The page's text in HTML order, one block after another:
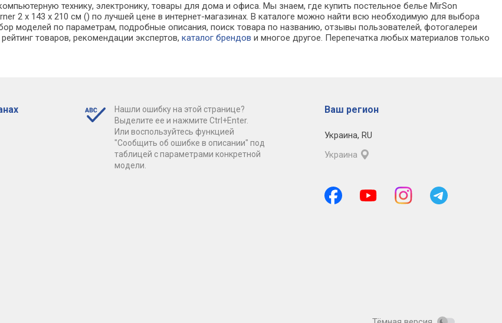
технику, электронику, товары для дома и офиса. Мы знаем, где купить постельное белье MirSon
2 x 143 x 210 см () по лучшей цене в интернет-магазинах. В каталоге можно найти всю необходимую для выбора
моделей по параметрам, подробные описания, поиск товара по названию, отзывы пользователей, фотогалереи
товаров, рекомендации экспертов,каталог брендов и многое другое. Перепечатка любых материалов только
Нашли ошибку на этой странице?
Выделите ее и нажмите Ctrl+Enter.
Или воспользуйтесь функцией
"Сообщить об ошибке в описании" под
таблицей с параметрами конкретной
модели.
Ваш регион
Украина, RU
Украина